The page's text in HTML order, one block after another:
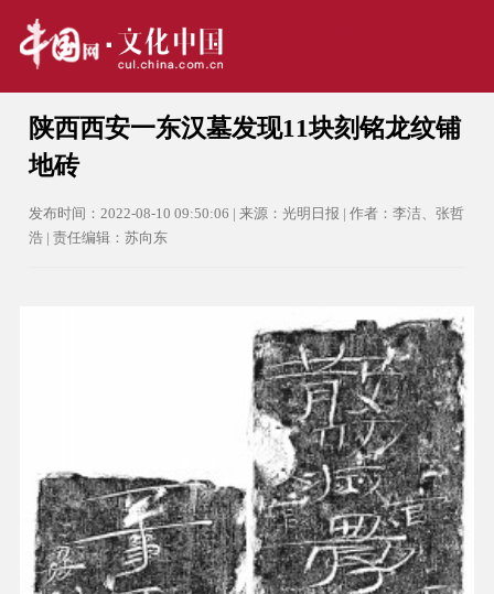
陕西西安一东汉墓发现11块刻铭龙纹铺
地砖
发布时间：2022-08-10 09:50:06 | 来源：光明日报 | 作者：李洁、张哲
浩 | 责任编辑：苏向东